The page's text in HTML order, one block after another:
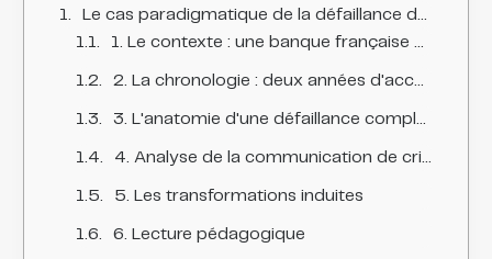
Le cas paradigmatique de la défaillance des contrôles internes dans une grande banque française et de la communication de crise européenne face à un « rogue trader »
1. Le contexte : une banque française historique, un trader en perdition, des marchés financiers déstabilisés
2. La chronologie : deux années d'accumulation de fraudes et trois jours d'effondrement public
3. L'anatomie d'une défaillance complexe des contrôles internes
4. Analyse de la communication de crise
5. Les transformations induites
6. Lecture pédagogique